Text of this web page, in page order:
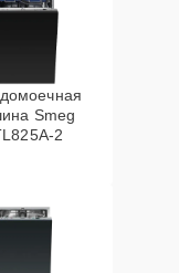
Smeg
2